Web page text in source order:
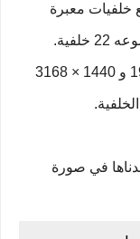
خلفيات معبرة
ومذهلة. الآن تحتوي المجموعة على ما مجموعه 22 خلفية.
خلفيات Android 11 هذه بدقة 1080 × 1920 و 1440 × 3168
في صورة